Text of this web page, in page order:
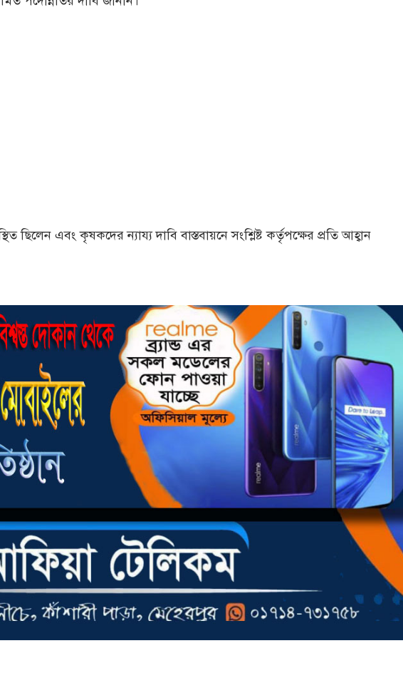
এবং কৃষকদের ন্যায্য দাবি বাস্তবায়নে সংশ্লিষ্ট কর্তৃপক্ষের প্রতি আহ্বান